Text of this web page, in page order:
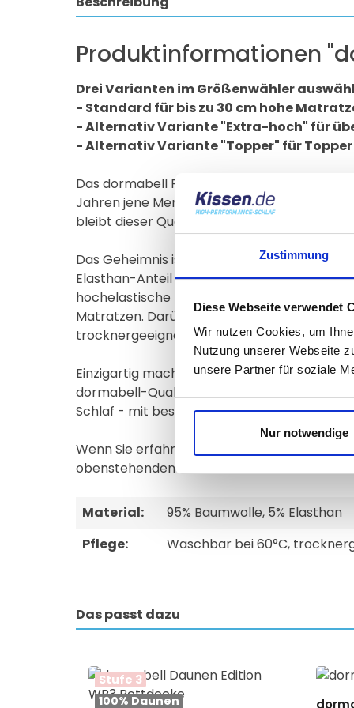
Zustimmung
Diese Webseite verwendet
Wir nutzen Cookies, um
Nutzung unserer Webseite
unsere Partner für soziale
Nur notwendige
Produktinformationen
Drei Varianten im
- Standard für
- Alternativ Variante "Extra-hoch"
- Alternativ Variante "Topper" für Topper
Das dormabell Premium Spannbettlaken
Jahren jene Menschen, die besonderen
bleibt dieser Qualität treu.
Das Geheimnis ist neben dem
Elasthan-Anteil verbindet sich mit 95%
hochelastische Feinjersey-Spannbetttuch
Matratzen. Darüber hinaus ist das
trocknergeeignet.
Einzigartig macht das dormabell
dormabell-Qualitätsrichtlinien und die
Schlaf - mit bestem Gewissen. Wählen Sie
Wenn Sie erfahren möchten wie die
obenstehenden Rubrik "Video" erleben.
Material:
95% Baumwolle, 5% Elasthan
Pflege:
Waschbar bei 60°C,
Das passt dazu
Stufe 3
100% Daunen